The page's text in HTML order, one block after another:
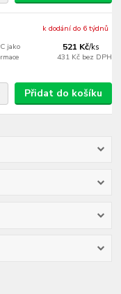
jako
521 Kč/ks
431 Kč bez DPH
k dodání do 6 týdnů
Přidat do košíku